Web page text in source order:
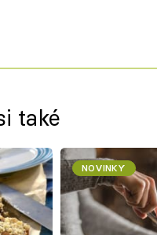
také
NOVINKY